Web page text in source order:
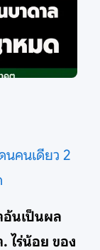
นคนเดียว 2
อ้นเป็นผล
ไร่น้อย ของ